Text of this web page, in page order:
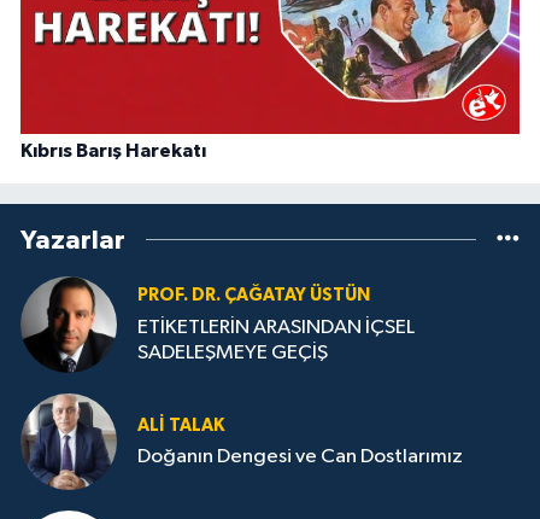
Kıbrıs Barış Harekatı
Yazarlar
PROF. DR. ÇAĞATAY ÜSTÜN
ETİKETLERİN ARASINDAN İÇSEL
SADELEŞMEYE GEÇİŞ
ALI TALAK
Doğanın Dengesi ve Can Dostlarımız